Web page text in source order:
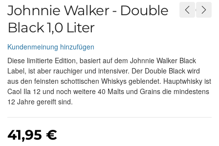
Johnnie Walker - Double
Black 1,0 Liter
Kundenmeinung hinzufügen
Diese limitierte Edition, basiert auf dem Johnnie Walker Black
Label, ist aber rauchiger und intensiver. Der Double Black wird
aus den feinsten schottischen Whiskys geblendet. Hauptwhisky ist
Caol Ila 12 und noch weitere 40 Malts und Grains die mindestens
12 Jahre gereift sind.
41,95 €